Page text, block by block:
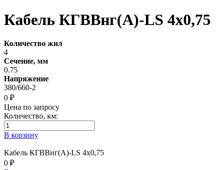
Кабель КГВВнг(А)-LS 4х0,75
Количество жил
4
Сечение, мм
0.75
Напряжение
380/660-2
0 ₽
Цена по запросу
Количество, км:
В корзину
Кабель КГВВнг(А)-LS 4х0,75
0 ₽